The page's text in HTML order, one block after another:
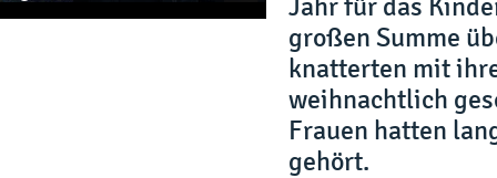
großen Summe
knatterten mit
weihnachtlich
Frauen hatten
gehört.